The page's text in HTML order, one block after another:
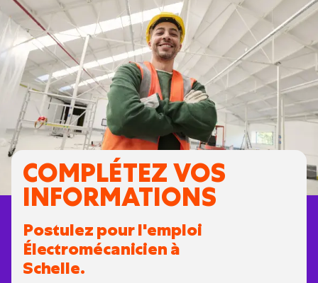
COMPLÉTEZ VOS
INFORMATIONS
Postulez pour l'emploi
Électromécanicien à
Schelle.